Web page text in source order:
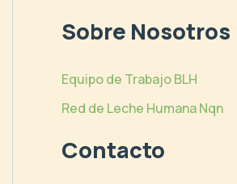
Sobre Nosotros
Equipo de Trabajo BLH
Red de Leche Humana Nqn
Contacto